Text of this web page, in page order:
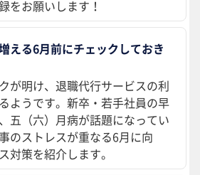
をお願いします！
える6月前にチェックしておき
が明け、退職代行サービスの利
ようです。新卒・若手社員の早
五（六）月病が話題になってい
のストレスが重なる6月に向
対策を紹介します。